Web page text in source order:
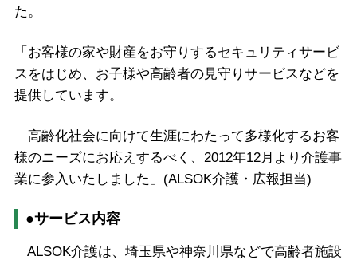
た。
「お客様の家や財産をお守りするセキュリティサービ
スをはじめ、お子様や高齢者の見守りサービスなどを
提供しています。
高齢化社会に向けて生涯にわたって多様化するお客
様のニーズにお応えするべく、2012年12月より介護事
業に参入いたしました」(ALSOK介護・広報担当)
●サービス内容
ALSOK介護は、埼玉県や神奈川県などで高齢者施設